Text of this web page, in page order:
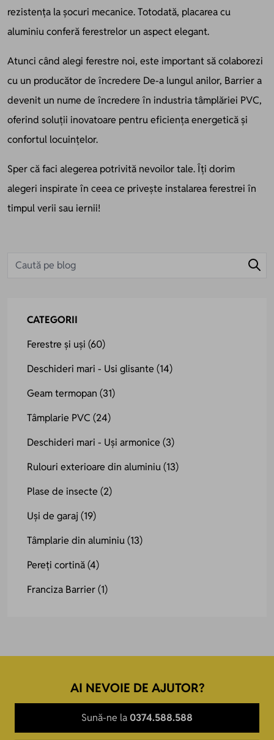
rezistența la șocuri mecanice. Totodată, placarea cu
aluminiu conferă ferestrelor un aspect elegant.
Atunci când alegi ferestre noi, este important să colaborezi
cu un producător de încredere De-a lungul anilor, Barrier a
devenit un nume de încredere în industria tâmplăriei PVC,
oferind soluții inovatoare pentru eficiența energetică și
confortul locuințelor.
Sper că faci alegerea potrivită nevoilor tale. Îți dorim
alegeri inspirate în ceea ce privește instalarea ferestrei în
timpul verii sau iernii!
CATEGORII
Ferestre și uși (60)
Deschideri mari - Usi glisante (14)
Geam termopan (31)
Tâmplarie PVC (24)
Deschideri mari - Uși armonice (3)
Rulouri exterioare din aluminiu(13)
Plase de insecte (2)
Uși de garaj(19)
Tâmplarie din aluminiu(13)
Pereți cortină(4)
Franciza Barrier(1)
AI NEVOIE DE AJUTOR?
Sună-ne la 0374.588.588